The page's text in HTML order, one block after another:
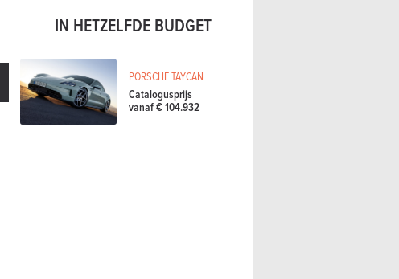
IN HETZELFDE BUDGET
PORSCHE TAYCAN
Catalogusprijs
vanaf € 104.932